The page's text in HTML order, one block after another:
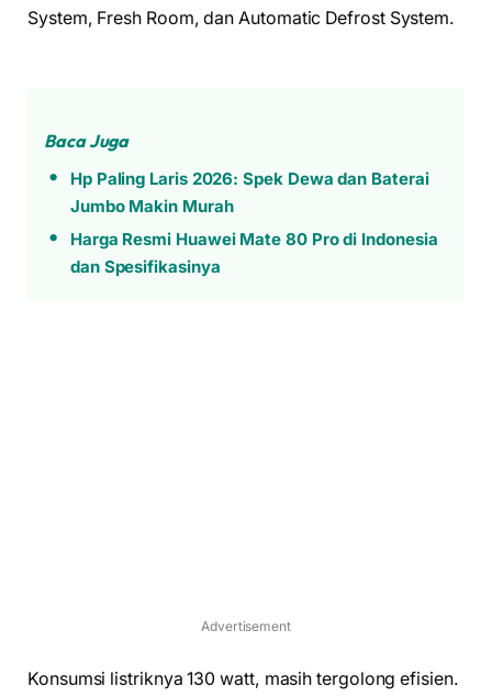
System, Fresh Room, dan Automatic Defrost System.
Baca Juga
Hp Paling Laris 2026: Spek Dewa dan Baterai
Jumbo Makin Murah
Harga Resmi Huawei Mate 80 Pro di Indonesia
dan Spesifikasinya
Advertisement
Konsumsi listriknya 130 watt, masih tergolong efisien.